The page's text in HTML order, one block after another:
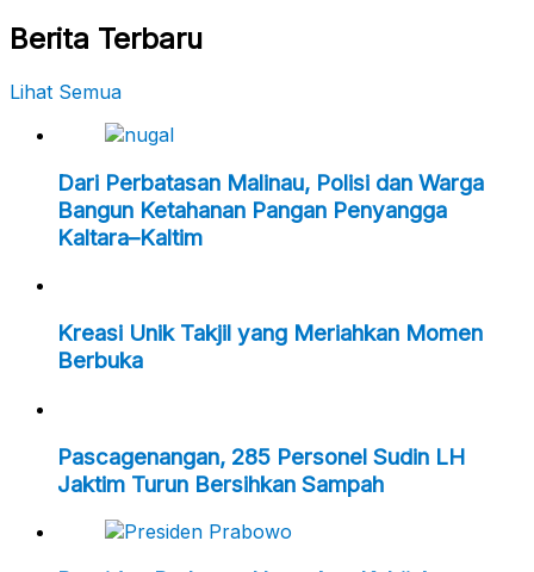
Berita Terbaru
Lihat Semua
Dari Perbatasan Malinau, Polisi dan Warga
Bangun Ketahanan Pangan Penyangga
Kaltara–Kaltim
Kreasi Unik Takjil yang Meriahkan Momen
Berbuka
Pascagenangan, 285 Personel Sudin LH
Jaktim Turun Bersihkan Sampah